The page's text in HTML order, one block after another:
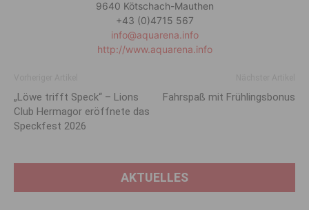
9640 Kötschach-Mauthen
+43 (0)4715 567
info@aquarena.info
http://www.aquarena.info
„Löwe trifft Speck“ – Lions
Club Hermagor eröffnete das
Speckfest 2026
Fahrspaß mit Frühlingsbonus
AKTUELLES